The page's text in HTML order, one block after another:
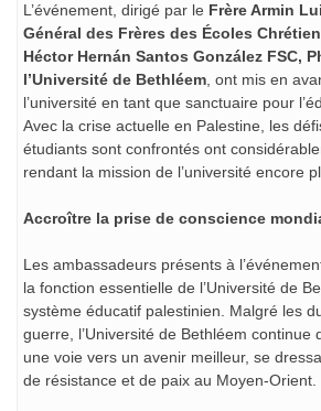
L’événement, dirigé par le Frère Armin
Général des Frères des Écoles
Héctor Hernán Santos González FSC,
l’Université de Bethléem, ont mis en
l’université en tant que sanctuaire pour
Avec la crise actuelle en Palestine, les
étudiants sont confrontés ont
rendant la mission de l’université encore
Accroître la prise de conscience
Les ambassadeurs présents à
la fonction essentielle de l’Université de
système éducatif palestinien. Malgré les
guerre, l’Université de Bethléem continue
une voie vers un avenir meilleur, se
de résistance et de paix au Moyen-Orient.